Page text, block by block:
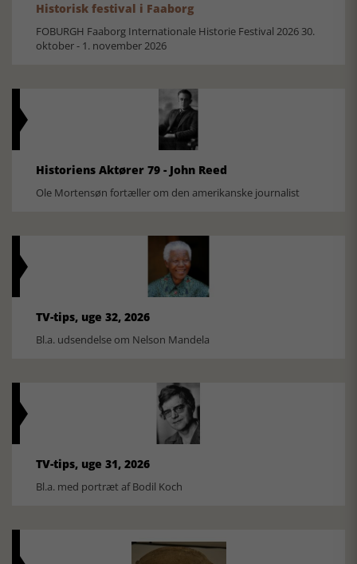
Historisk festival i Faaborg
FOBURGH Faaborg Internationale Historie Festival 2026 30.
oktober - 1. november 2026
Historiens Aktører 79 - John Reed
Ole Mortensøn fortæller om den amerikanske journalist
TV-tips, uge 32, 2026
Bl.a. udsendelse om Nelson Mandela
TV-tips, uge 31, 2026
Bl.a. med portræt af Bodil Koch